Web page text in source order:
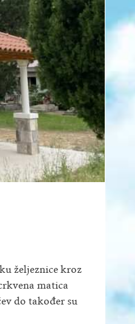
željeznice kroz
matica
do također su